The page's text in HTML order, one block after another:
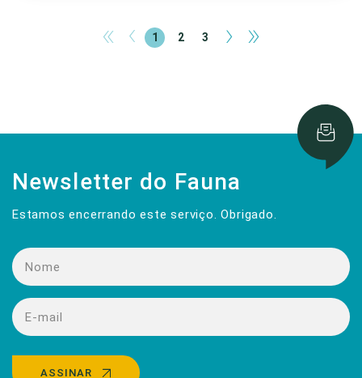
« ‹ 1 2 3 › »
Newsletter do Fauna
Estamos encerrando este serviço. Obrigado.
ASSINAR